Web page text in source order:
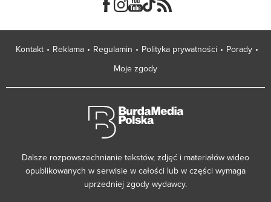
Kontakt Reklama Regulamin Polityka prywatności
Porady
Moje zgody
Dalsze rozpowszechnianie tekstów, zdjęć i materiałów wideo
opublikowanych w serwisie w całości lub w części wymaga
uprzedniej zgody wydawcy.